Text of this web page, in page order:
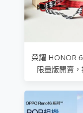
榮耀 HONOR
限量版開賣